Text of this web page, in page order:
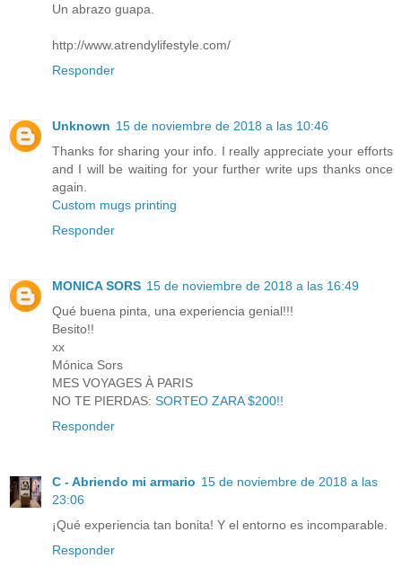
Un abrazo guapa.
http://www.atrendylifestyle.com/
Responder
Unknown 15 de noviembre de 2018 a las 10:46
Thanks for sharing your info. I really appreciate your efforts
and I will be waiting for your further write ups thanks once
again.
Custom mugs printing
Responder
MONICA SORS 15 de noviembre de 2018 a las 16:49
Qué buena pinta, una experiencia genial!!!
Besito!!
xx
Mónica Sors
MES VOYAGES À PARIS
NO TE PIERDAS: SORTEO ZARA $200!!
Responder
C - Abriendo mi armario 15 de noviembre de 2018 a las
23:06
¡Qué experiencia tan bonita! Y el entorno es incomparable.
Responder